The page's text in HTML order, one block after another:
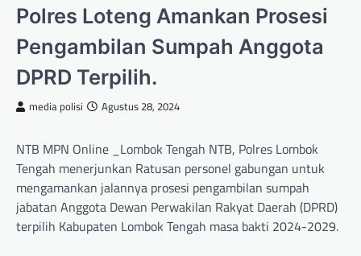
Polres Loteng Amankan Prosesi
Pengambilan Sumpah Anggota
DPRD Terpilih.
media polisi Agustus 28, 2024
NTB MPN Online _Lombok Tengah NTB, Polres Lombok
Tengah menerjunkan Ratusan personel gabungan untuk
mengamankan jalannya prosesi pengambilan sumpah
jabatan Anggota Dewan Perwakilan Rakyat Daerah (DPRD)
terpilih Kabupaten Lombok Tengah masa bakti 2024-2029.